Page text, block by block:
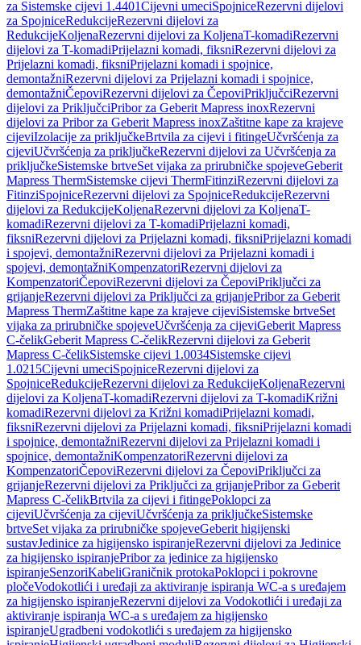
za Sistemske cijevi 1.4401Cijevni umeciSpojniceRezervni dijelovi
za SpojniceRedukcijeRezervni dijelovi za
RedukcijeKoljenaRezervni dijelovi za KoljenaT-komadiRezervni
dijelovi za T-komadiPrijelazni komadi, fiksniRezervni dijelovi za
Prijelazni komadi, fiksniPrijelazni komadi i spojnice,
demontažniRezervni dijelovi za Prijelazni komadi i spojnice,
demontažniČepoviRezervni dijelovi za ČepoviPriključciRezervni
dijelovi za PriključciPribor za Geberit Mapress inoxRezervni
dijelovi za Pribor za Geberit Mapress inoxZaštitne kape za krajeve
cijeviIzolacije za priključkeBrtvila za cijevi i fitingeUčvršćenja za
cijeviUčvršćenja za priključkeRezervni dijelovi za Učvršćenja za
priključkeSistemske brtveSet vijaka za prirubničke spojeveGeberit
Mapress ThermSistemske cijevi ThermFitinziRezervni dijelovi za
FitinziSpojniceRezervni dijelovi za SpojniceRedukcijeRezervni
dijelovi za RedukcijeKoljenaRezervni dijelovi za KoljenaT-
komadiRezervni dijelovi za T-komadiPrijelazni komadi,
fiksniRezervni dijelovi za Prijelazni komadi, fiksniPrijelazni komadi
i spojevi, demontažniRezervni dijelovi za Prijelazni komadi i
spojevi, demontažniKompenzatoriRezervni dijelovi za
KompenzatoriČepoviRezervni dijelovi za ČepoviPriključci za
grijanjeRezervni dijelovi za Priključci za grijanjePribor za Geberit
Mapress ThermZaštitne kape za krajeve cijeviSistemske brtveSet
vijaka za prirubničke spojeveUčvršćenja za cijeviGeberit Mapress
C-čelikGeberit Mapress C-čelikRezervni dijelovi za Geberit
Mapress C-čelikSistemske cijevi 1.0034Sistemske cijevi
1.0215Cijevni umeciSpojniceRezervni dijelovi za
SpojniceRedukcijeRezervni dijelovi za RedukcijeKoljenaRezervni
dijelovi za KoljenaT-komadiRezervni dijelovi za T-komadiKrižni
komadiRezervni dijelovi za Križni komadiPrijelazni komadi,
fiksniRezervni dijelovi za Prijelazni komadi, fiksniPrijelazni komadi
i spojnice, demontažniRezervni dijelovi za Prijelazni komadi i
spojnice, demontažniKompenzatoriRezervni dijelovi za
KompenzatoriČepoviRezervni dijelovi za ČepoviPriključci za
grijanjeRezervni dijelovi za Priključci za grijanjePribor za Geberit
Mapress C-čelikBrtvila za cijevi i fitingePoklopci za
cijeviUčvršćenja za cijeviUčvršćenja za priključkeSistemske
brtveSet vijaka za prirubničke spojeveGeberit higijenski
sustavJedinice za higijensko ispiranjeRezervni dijelovi za Jedinice
za higijensko ispiranjePribor za jedinice za higijensko
ispiranjeSenzoriKabeliGraničnik protokaPoklopci i pokrovne
pločeVodokotlići i uređaji za aktiviranje ispiranja WC-a s uređajem
za higijensko ispiranjeRezervni dijelovi za Vodokotlići i uređaji za
aktiviranje ispiranja WC-a s uređajem za higijensko
ispiranjeUgradbeni vodokotlići s uređajem za higijensko